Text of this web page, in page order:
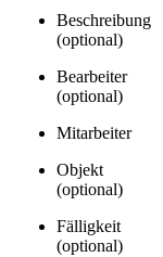
Beschreibung
(optional)
Bearbeiter
(optional)
Mitarbeiter
Objekt
(optional)
Fälligkeit
(optional)